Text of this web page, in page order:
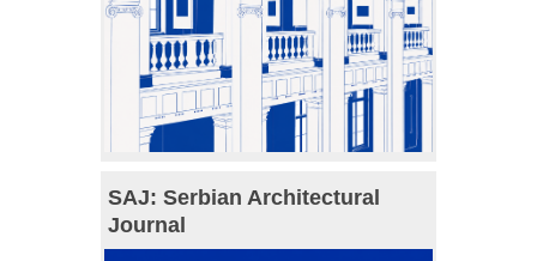
SAJ: Serbian Architectural
Journal